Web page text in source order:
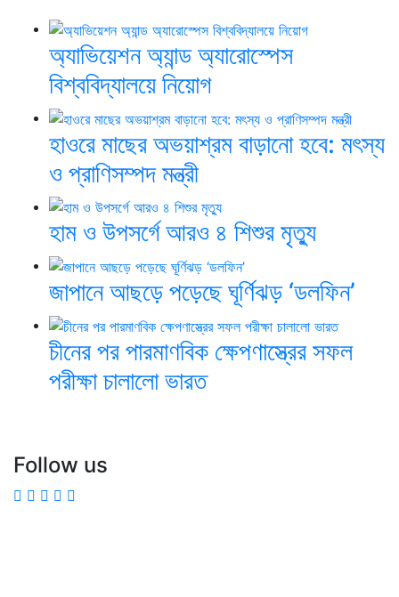
অ্যাভিয়েশন অ্যান্ড অ্যারোস্পেস
বিশ্ববিদ্যালয়ে নিয়োগ
হাওরে মাছের অভয়াশ্রম বাড়ানো হবে: মৎস্য
ও প্রাণিসম্পদ মন্ত্রী
হাম ও উপসর্গে আরও ৪ শিশুর মৃত্যু
জাপানে আছড়ে পড়েছে ঘূর্ণিঝড় ‘ডলফিন’
চীনের পর পারমাণবিক ক্ষেপণাস্ত্রের সফল
পরীক্ষা চালালো ভারত
Follow us